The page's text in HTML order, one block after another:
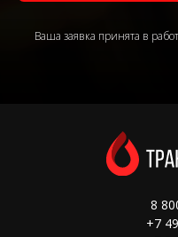
Ваша заявка принята в
8
+7